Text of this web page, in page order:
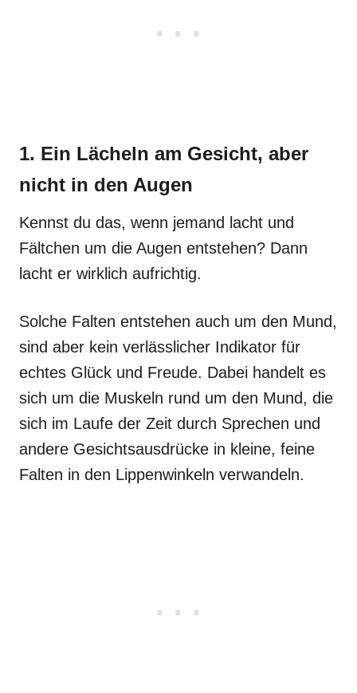
1. Ein Lächeln am Gesicht, aber
nicht in den Augen
Kennst du das, wenn jemand lacht und
Fältchen um die Augen entstehen? Dann
lacht er wirklich aufrichtig.
Solche Falten entstehen auch um den Mund,
sind aber kein verlässlicher Indikator für
echtes Glück und Freude. Dabei handelt es
sich um die Muskeln rund um den Mund, die
sich im Laufe der Zeit durch Sprechen und
andere Gesichtsausdrücke in kleine, feine
Falten in den Lippenwinkeln verwandeln.